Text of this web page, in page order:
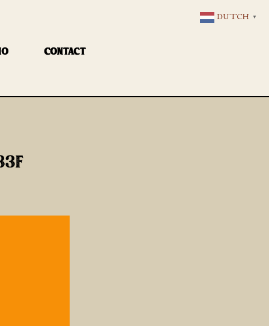
CONTACT
DUTCH ▼